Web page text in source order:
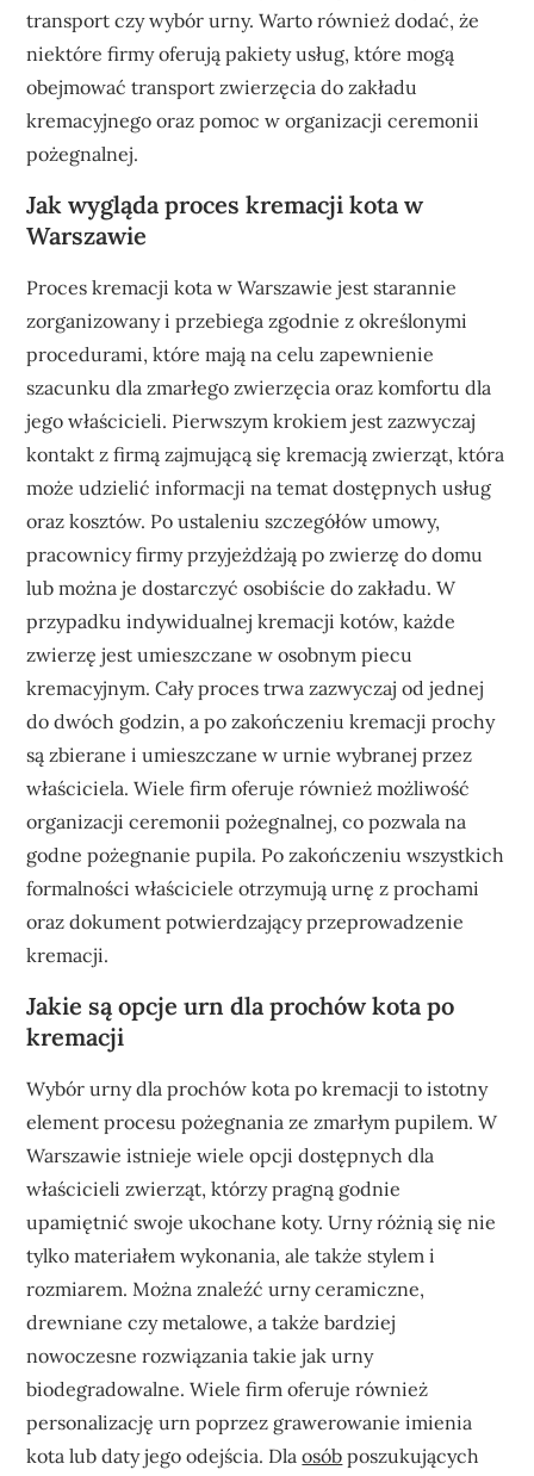
transport czy wybór urny. Warto również dodać, że
niektóre firmy oferują pakiety usług, które mogą
obejmować transport zwierzęcia do zakładu
kremacyjnego oraz pomoc w organizacji ceremonii
pożegnalnej.
Jak wygląda proces kremacji kota w
Warszawie
Proces kremacji kota w Warszawie jest starannie
zorganizowany i przebiega zgodnie z określonymi
procedurami, które mają na celu zapewnienie
szacunku dla zmarłego zwierzęcia oraz komfortu dla
jego właścicieli. Pierwszym krokiem jest zazwyczaj
kontakt z firmą zajmującą się kremacją zwierząt, która
może udzielić informacji na temat dostępnych usług
oraz kosztów. Po ustaleniu szczegółów umowy,
pracownicy firmy przyjeżdżają po zwierzę do domu
lub można je dostarczyć osobiście do zakładu. W
przypadku indywidualnej kremacji kotów, każde
zwierzę jest umieszczane w osobnym piecu
kremacyjnym. Cały proces trwa zazwyczaj od jednej
do dwóch godzin, a po zakończeniu kremacji prochy
są zbierane i umieszczane w urnie wybranej przez
właściciela. Wiele firm oferuje również możliwość
organizacji ceremonii pożegnalnej, co pozwala na
godne pożegnanie pupila. Po zakończeniu wszystkich
formalności właściciele otrzymują urnę z prochami
oraz dokument potwierdzający przeprowadzenie
kremacji.
Jakie są opcje urn dla prochów kota po
kremacji
Wybór urny dla prochów kota po kremacji to istotny
element procesu pożegnania ze zmarłym pupilem. W
Warszawie istnieje wiele opcji dostępnych dla
właścicieli zwierząt, którzy pragną godnie
upamiętnić swoje ukochane koty. Urny różnią się nie
tylko materiałem wykonania, ale także stylem i
rozmiarem. Można znaleźć urny ceramiczne,
drewniane czy metalowe, a także bardziej
nowoczesne rozwiązania takie jak urny
biodegradowalne. Wiele firm oferuje również
personalizację urn poprzez grawerowanie imienia
kota lub daty jego odejścia. Dlaosób poszukujących